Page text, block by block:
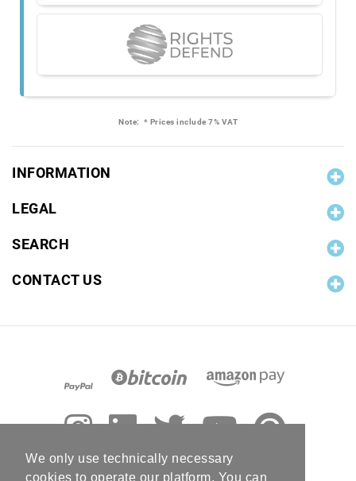
We only use technically necessary
cookies to operate our platform. You can
Note: * Prices include 7% VAT
INFORMATION
LEGAL
SEARCH
CONTACT US